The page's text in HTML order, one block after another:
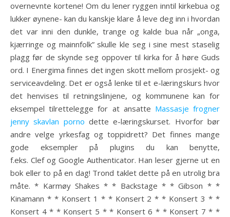
overnevnte kortene! Om du lener ryggen inntil kirkebua og
lukker øynene- kan du kanskje klare å leve deg inn i hvordan
det var inni den dunkle, trange og kalde bua når „onga,
kjærringe og mainnfolk” skulle kle seg i sine mest staselig
plagg før de skynde seg oppover til kirka for å høre Guds
ord. I Energima finnes det ingen skott mellom prosjekt- og
serviceavdeling. Det er også lenke til et e-læringskurs hvor
det henvises til retningslinjene, og kommunene kan for
eksempel tilrettelegge for at ansatte Massasje frogner
jenny skavlan porno dette e-læringskurset. Hvorfor bør
andre velge yrkesfag og toppidrett? Det finnes mange
gode eksempler på plugins du kan benytte,
f.eks. Clef og Google Authenticator. Han leser gjerne ut en
bok eller to på en dag! Trond taklet dette på en utrolig bra
måte. * Karmøy Shakes * * Backstage * * Gibson * *
Kinamann * * Konsert 1 * * Konsert 2 * * Konsert 3 * *
Konsert 4 * * Konsert 5 * * Konsert 6 * * Konsert 7 * *